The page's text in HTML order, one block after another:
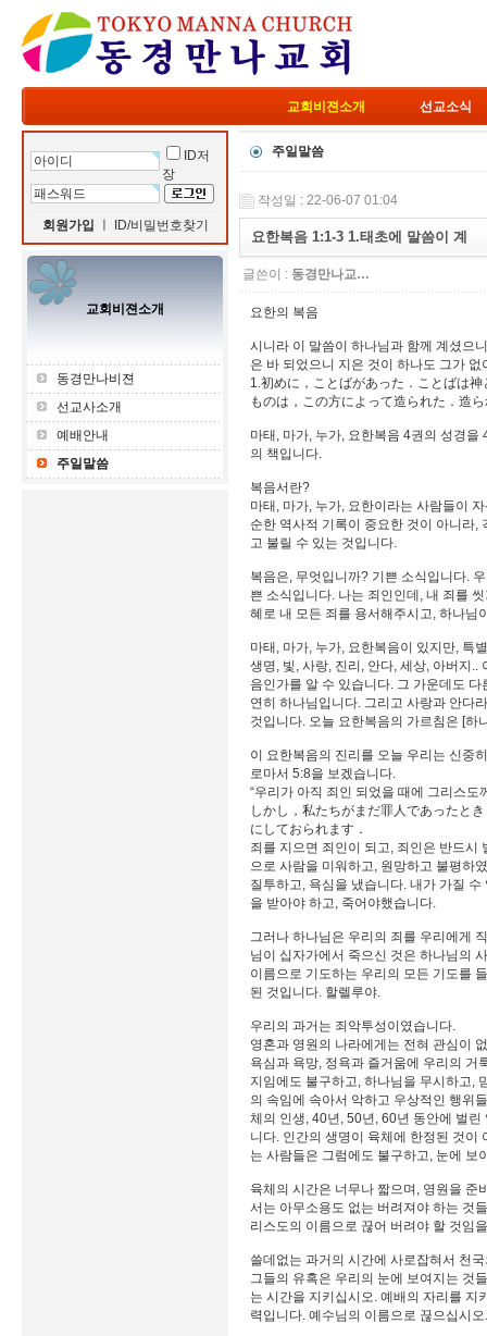
교회비젼소개 선교소식
ID저
장
회원가입 ID/비밀번호찾기
교회비젼소개
동경만나비젼
선교사소개
예배안내
주일말씀
주일말씀
작성일 : 22-06-07 01:04
요한복음 1:1-3 1.태초에 말씀이 계
글쓴이 : 동경만나교…
요한의 복음
시니라 이 말씀이 하나님과 함께 계셨으
은 바 되었으니 지은 것이 하나도 그가
1.初めに，ことばがあった．ことばは
ものは，この方によって造られた．造
마태, 마가, 누가, 요한복음 4권의 성경
의 책입니다.
복음서란?
마태, 마가, 누가, 요한이라는 사람들이
순한 역사적 기록이 중요한 것이 아니라
고 불릴 수 있는 것입니다.
복음은, 무엇입니까? 기쁜 소식입니다.
쁜 소식입니다. 나는 죄인인데, 내 죄를
혜로 내 모든 죄를 용서해주시고, 하나님
마태, 마가, 누가, 요한복음이 있지만, 특
생명, 빛, 사랑, 진리, 안다, 세상, 아버지
음인가를 알 수 있습니다. 그 가운데도
연히 하나님입니다. 그리고 사랑과 안다
것입니다. 오늘 요한복음의 가르침은 [하
이 요한복음의 진리를 오늘 우리는 신중
로마서 5:8을 보겠습니다.
“우리가 아직 죄인 되었을 때에 그리스
しかし，私たちがまだ罪人であったと
にしておられます．
죄를 지으면 죄인이 되고, 죄인은 반드시
으로 사람을 미워하고, 원망하고 불평하
질투하고, 욕심을 냈습니다. 내가 가질
을 받아야 하고, 죽어야했습니다.
그러나 하나님은 우리의 죄를 우리에게
님이 십자가에서 죽으신 것은 하나님의
이름으로 기도하는 우리의 모든 기도를
된 것입니다. 할렐루야.
우리의 과거는 죄악투성이였습니다.
영혼과 영원의 나라에게는 전혀 관심이
욕심과 욕망, 정욕과 즐거움에 우리의 거
지임에도 불구하고, 하나님을 무시하고,
의 속임에 속아서 악하고 우상적인 행위
체의 인생, 40년, 50년, 60년 동안에 벌
니다. 인간의 생명이 육체에 한정된 것이
는 사람들은 그럼에도 불구하고, 눈에 보
육체의 시간은 너무나 짧으며, 영원을 준
서는 아무소용도 없는 버려져야 하는 것
리스도의 이름으로 끊어 버려야 할 것임
쓸데없는 과거의 시간에 사로잡혀서 천
그들의 유혹은 우리의 눈에 보여지는 것
는 시간을 지키십시오. 예배의 자리를 지
력입니다. 예수님의 이름으로 끊으십시오.